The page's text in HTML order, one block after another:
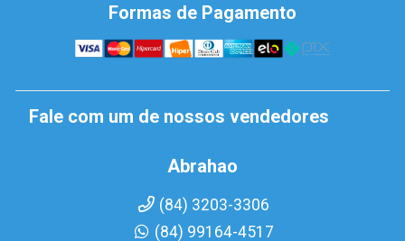
Formas de Pagamento
Fale com um de nossos vendedores
Abrahao
(84) 3203-3306
(84) 99164-4517